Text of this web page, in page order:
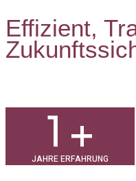
Effizient,
1 +
JAHRE ERFAHRUNG